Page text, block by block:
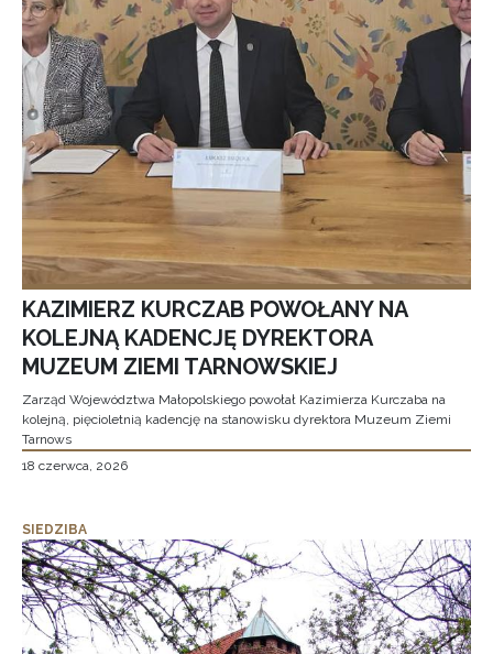
KAZIMIERZ KURCZAB POWOŁANY NA
KOLEJNĄ KADENCJĘ DYREKTORA
MUZEUM ZIEMI TARNOWSKIEJ
Zarząd Województwa Małopolskiego powołał Kazimierza Kurczaba na
kolejną, pięcioletnią kadencję na stanowisku dyrektora Muzeum Ziemi
Tarnows
18 czerwca, 2026
SIEDZIBA